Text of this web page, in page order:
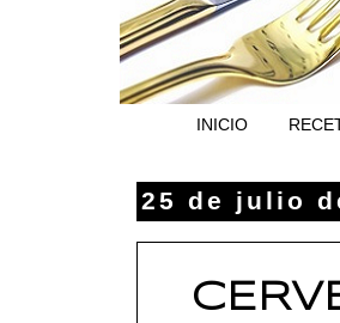
INICIO
25 de julio